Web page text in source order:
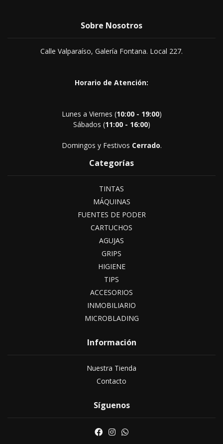
Sobre Nosotros
Calle Valparaíso, Galería Fontana. Local 227.
Horario de Atención:
Lunes a Viernes (10:00 - 19:00)
Sábados (11:00 - 16:00)
Domingos y Festivos Cerrado.
Categorías
TINTAS
MÁQUINAS
FUENTES DE PODER
CARTUCHOS
AGUJAS
GRIPS
HIGIENE
TIPS
ACCESORIOS
INMOBILIARIO
MICROBLADING
Información
Nuestra Tienda
Contacto
Síguenos